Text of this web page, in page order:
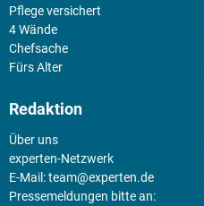
Pflege versichert
4 Wände
Chefsache
Fürs Alter
Redaktion
Über uns
experten-Netzwerk
E-Mail:team@experten.de
Pressemeldungen bitte an: